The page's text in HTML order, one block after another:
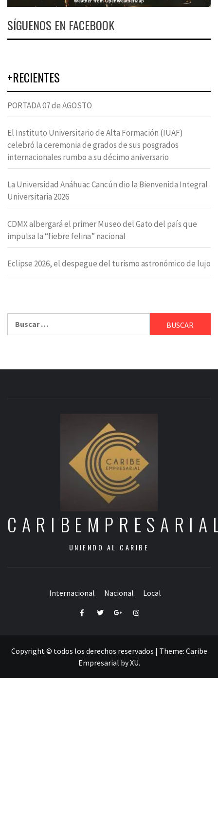
SÍGUENOS EN FACEBOOK
+RECIENTES
PORTADA 07 de AGOSTO
El Instituto Universitario de Alta Formación (IUAF)
celebró la ceremonia de grados de sus posgrados
internacionales rumbo a su décimo aniversario
La Universidad Anáhuac Cancún dio la Bienvenida Integral
Universitaria 2026
CDMX albergará el primer Museo del Gato del país que
impulsa la “fiebre felina” nacional
Eclipse 2026, el despegue del turismo astronómico de lujo
UNIENDO AL CARIBE
Internacional Nacional Local
FacebookTwitterGoogle+Instagram
Copyright © todos los derechos reservados | Theme: Caribe
Empresarial byXU.